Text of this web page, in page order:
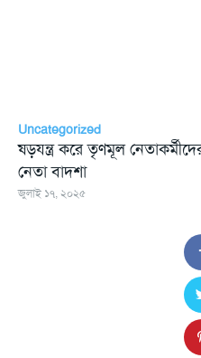
Uncategorized
ষড়যন্ত্র করে তৃণমূল
নেতা বাদশা
জুলাই ১৭, ২০২৫